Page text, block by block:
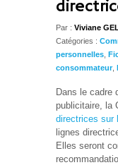
Par : Viviane
Catégories :
personnelles
consommateur,
Dans le cadre
publicitaire, la
directrices sur
lignes
Elles seront